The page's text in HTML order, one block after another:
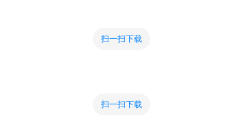
扫一扫下载
扫一扫下载